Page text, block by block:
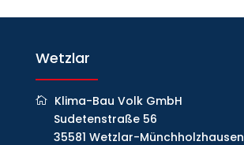
Wetzlar
Klima-Bau Volk GmbH
Sudetenstraße 56
35581 Wetzlar-Münchholzhausen